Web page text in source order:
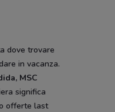
Alpitour
dove trovare
in vacanza.
MSC
significa
offerte last